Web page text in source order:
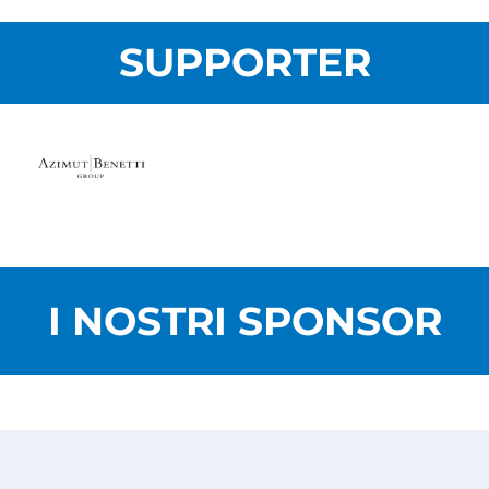
SUPPORTER
I NOSTRI SPONSOR